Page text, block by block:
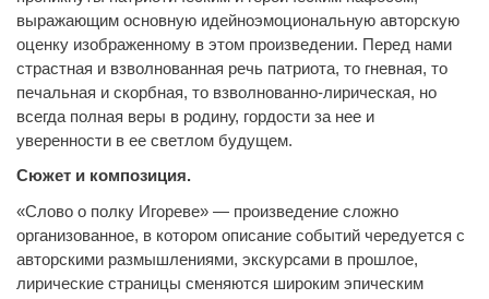
выражающим основную идейноэмоциональную авторскую
оценку изображенному в этом произведении. Перед нами
страстная и взволнованная речь патриота, то гневная, то
печальная и скорбная, то взволнованно-лирическая, но
всегда полная веры в родину, гордости за нее и
уверенности в ее светлом будущем.
Сюжет и композиция.
«Слово о полку Игореве» — произведение сложно
организованное, в котором описание событий чередуется с
авторскими размышлениями, экскурсами в прошлое,
лирические страницы сменяются широким эпическим